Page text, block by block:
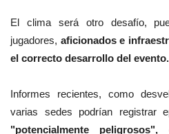
El clima será otro desafío,
jugadores, aficionados e
el correcto desarrollo del evento.
Informes recientes, como
varias sedes podrían registrar
"potencialmente peligrosos",